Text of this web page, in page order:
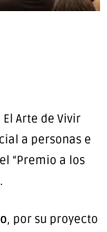
Arte de Vivir
a personas e
“Premio a los
, por su proyecto